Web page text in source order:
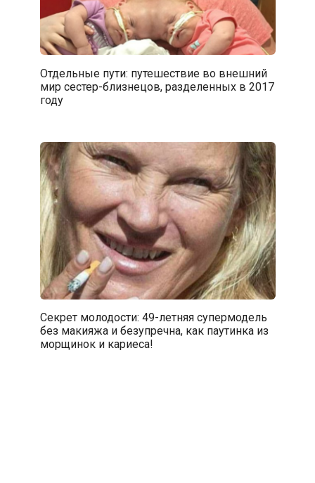
Отдельные пути: путешествие во внешний
мир сестер-близнецов, разделенных в 2017
году
Секрет молодости: 49-летняя супермодель
без макияжа и безупречна, как паутинка из
морщинок и кариеса!